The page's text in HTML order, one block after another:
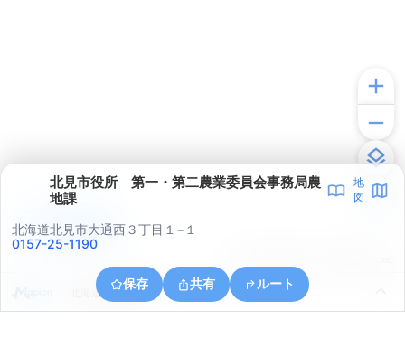
北見市役所 第一・第二農業委員会事務局農
地課
地
図
北海道北見市大通西３丁目１−１
0157-25-1190
保存 共有 ルート
北海道北見市川東
アプリで見る